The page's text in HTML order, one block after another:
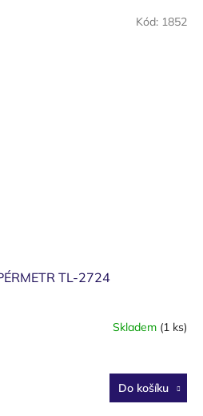
TL-2724
Skladem (1 ks)
Do košíku
Kód: 1852